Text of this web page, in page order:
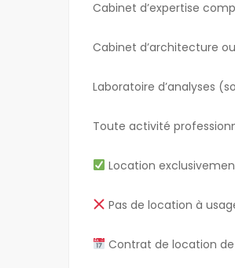
Cabinet d’expertise
Cabinet d’architecture
Laboratoire d’analyses
Toute activité
Location
Pas de location à
Contrat de location